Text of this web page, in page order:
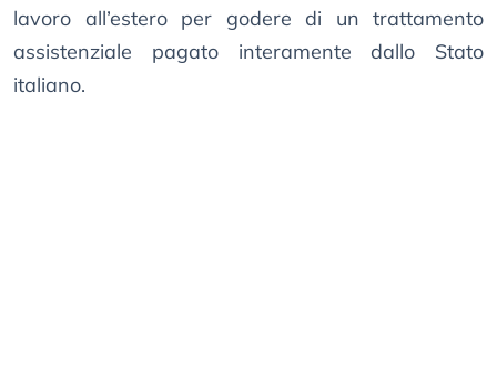
lavoro all’estero per godere di un trattamento
assistenziale pagato interamente dallo Stato
italiano.